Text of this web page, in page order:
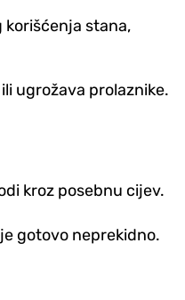
korišćenja stana,
ugrožava prolaznike.
kroz posebnu cijev.
gotovo neprekidno.